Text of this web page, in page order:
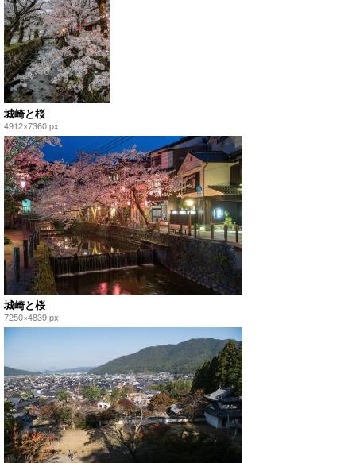
城崎と桜
4912×7360 px
城崎と桜
7250×4839 px